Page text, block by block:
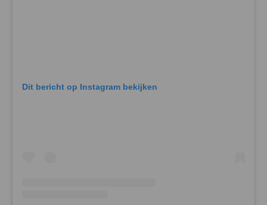
Dit bericht op Instagram bekijken